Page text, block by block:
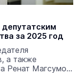
депутатским
за 2025 год
а также
Ренат Магсумов